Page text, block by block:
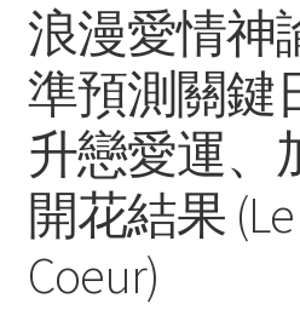
Поставка
кондиционеров по
Продажа кондиционеров
Проектирование систем
кондиционирования
Прокладка трасс для
浪漫愛情神
準預測關鍵
升戀愛運、
開花結果 (Le
Coeur)